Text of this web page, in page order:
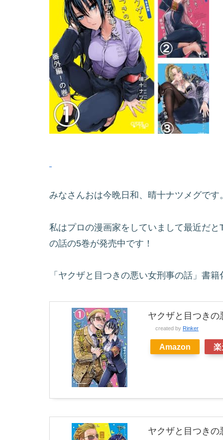
みなさんおは今晩日和、晴十ナツメグです
私はプロの漫画家をしていまして最近だ
の話の5巻が発売中です！
「ヤクザと目つきの悪い女刑事の話」書
ヤクザと目つき
created by Rinker
Amazon 楽
ヤクザと目つき